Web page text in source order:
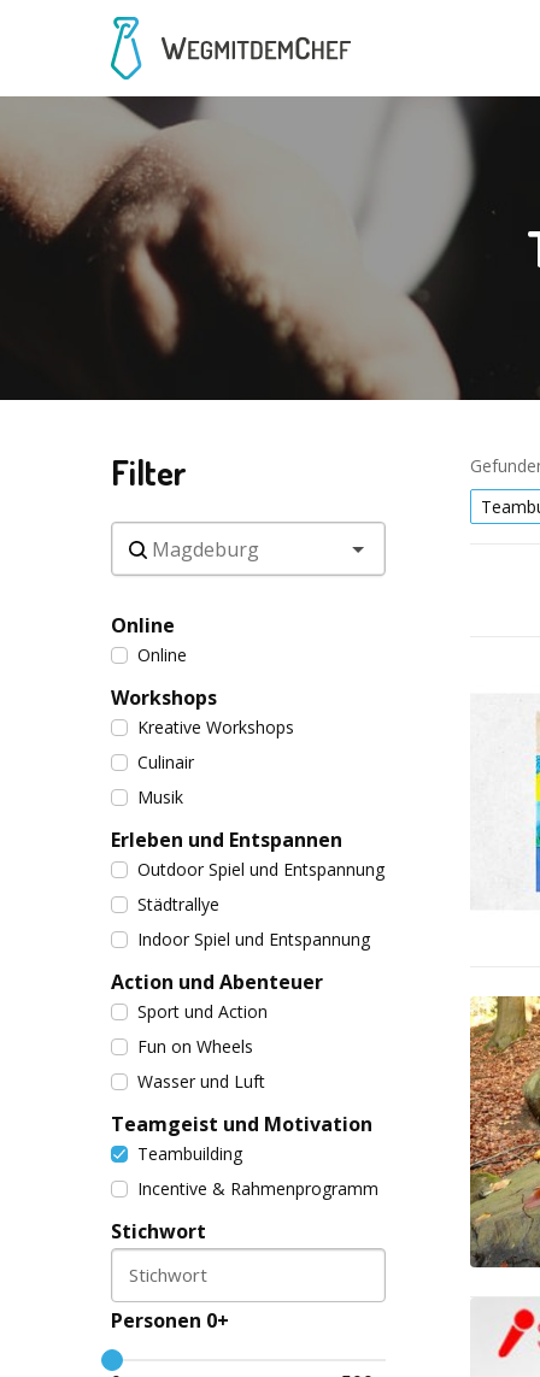
Filter
Online
Online
Workshops
Kreative Workshops
Culinair
Musik
Erleben und Entspannen
Outdoor Spiel und Entspannung
Städtrallye
Indoor Spiel und Entspannung
Action und Abenteuer
Sport und Action
Fun on Wheels
Wasser und Luft
Teamgeist und Motivation
Teambuilding
Incentive & Rahmenprogramm
Stichwort
Stichwort
Personen 0+